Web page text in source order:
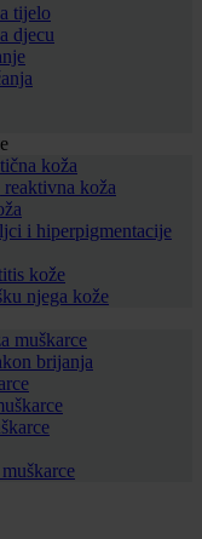
tijelo
djecu
koža
koža
i hiperpigmentacije
kože
njega kože
muškarce
brijanja